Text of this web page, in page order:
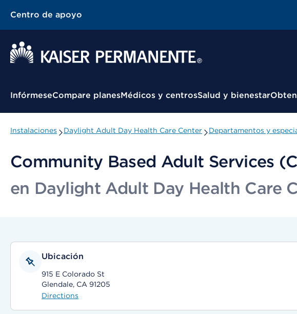
Centro de apoyo
Menú contextual
InfórmeseCompare planesMédicos y centrosSalud y bienestar
Instalaciones Daylight Adult Day Health Care Center Departamentos y
Community Based Adult Services
en Daylight Adult Day Health Care
Ubicación
915 E Colorado St
Glendale, CA 91205
Directions